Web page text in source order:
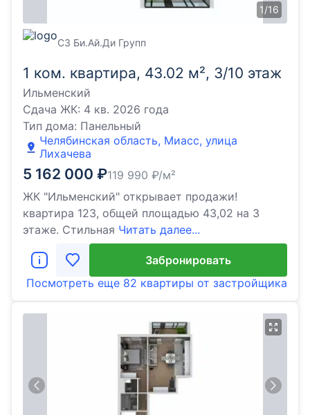
1/16
1 ком. квартира, 43.02 м², 3/10 этаж
Ильменский
Сдача ЖК: 4 кв. 2026 года
Тип дома: Панельный
Челябинская область, Миасс, улица
Лихачева
5 162 000 ₽119 990 ₽/м²
ЖК "Ильменский" открывает продажи!
квартира 123, общей площадью 43,02 на 3
этаже. Стильная Читать далее...
СЗ Би.Ай.Ди Групп
Забронировать
Посмотреть еще 82 квартиры от застройщика